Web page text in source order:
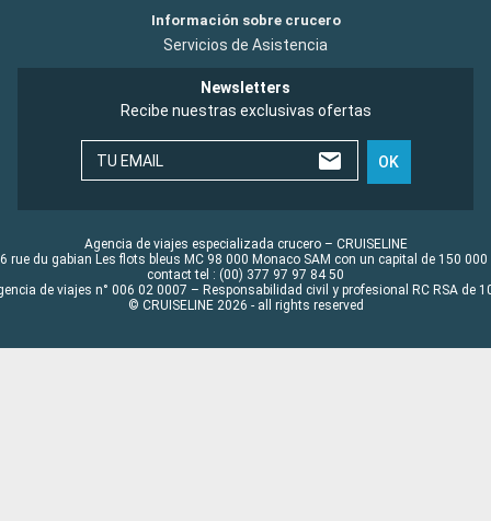
Información sobre crucero
Servicios de Asistencia
Newsletters
Recibe nuestras exclusivas ofertas
TU EMAIL OK
Agencia de viajes especializada crucero – CRUISELINE
rue du gabian Les flots bleus MC 98 000 Monaco SAM con un capital de 150 000
contact tel : (00) 377 97 97 84 50
de viajes n° 006 02 0007 – Responsabilidad civil y profesional RC RSA de
© CRUISELINE 2026 - all rights reserved